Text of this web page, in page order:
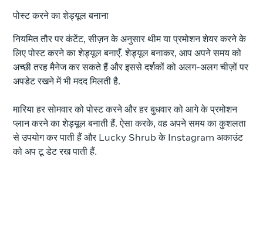
पोस्ट करने का शेड्यूल बनाना
नियमित तौर पर कंटेंट, सीज़न के अनुसार थीम या प्रमोशन शेयर करने के
लिए पोस्ट करने का शेड्यूल बनाएँ. शेड्यूल बनाकर, आप अपने समय को
अच्छी तरह मैनेज कर सकते हैं और इससे दर्शकों को अलग-अलग चीज़ों पर
अपडेट रखने में भी मदद मिलती है.
मारिया हर सोमवार को पोस्ट करने और हर बुधवार को आगे के प्रमोशन
प्लान करने का शेड्यूल बनाती हैं. ऐसा करके, वह अपने समय का कुशलता
से उपयोग कर पाती हैं और Lucky Shrub के Instagram अकाउंट
को अप टू डेट रख पाती हैं.